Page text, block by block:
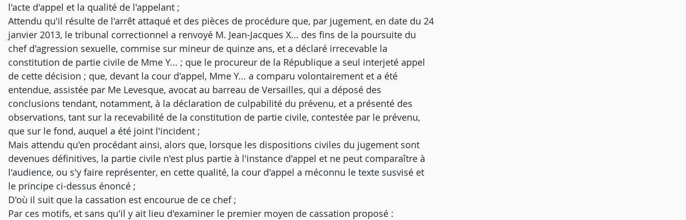
l'acte d'appel et la qualité de l'appelant ;
Attendu qu'il résulte de l'arrêt attaqué et des pièces de procédure que, par jugement, en date du 24
janvier 2013, le tribunal correctionnel a renvoyé M. Jean-Jacques X... des fins de la poursuite du
chef d'agression sexuelle, commise sur mineur de quinze ans, et a déclaré irrecevable la
constitution de partie civile de Mme Y... ; que le procureur de la République a seul interjeté appel
de cette décision ; que, devant la cour d'appel, Mme Y... a comparu volontairement et a été
entendue, assistée par Me Levesque, avocat au barreau de Versailles, qui a déposé des
conclusions tendant, notamment, à la déclaration de culpabilité du prévenu, et a présenté des
observations, tant sur la recevabilité de la constitution de partie civile, contestée par le prévenu,
que sur le fond, auquel a été joint l'incident ;
Mais attendu qu'en procédant ainsi, alors que, lorsque les dispositions civiles du jugement sont
devenues définitives, la partie civile n'est plus partie à l'instance d'appel et ne peut comparaître à
l'audience, ou s'y faire représenter, en cette qualité, la cour d'appel a méconnu le texte susvisé et
le principe ci-dessus énoncé ;
D'où il suit que la cassation est encourue de ce chef ;
Par ces motifs, et sans qu'il y ait lieu d'examiner le premier moyen de cassation proposé :